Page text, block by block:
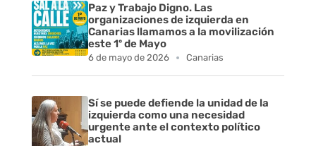
Paz y Trabajo Digno. Las
organizaciones de izquierda en
Canarias llamamos a la movilización
este 1º de Mayo
6 de mayo de 2026 Canarias
Sí se puede defiende la unidad de la
izquierda como una necesidad
urgente ante el contexto político
actual